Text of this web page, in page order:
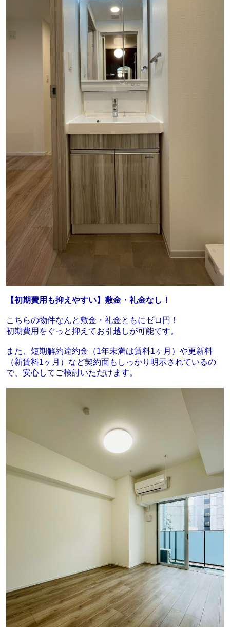
【初期費用も抑えやすい】敷金・礼金なし！
こちらの物件なんと敷金・礼金ともにゼロ円！
初期費用をぐっと抑えてお引越しが可能です。
また、短期解約違約金（1年未満は賃料1ヶ月）や更新料
（新賃料1ヶ月）など契約面もしっかり明示されているの
で、安心してご検討いただけます。